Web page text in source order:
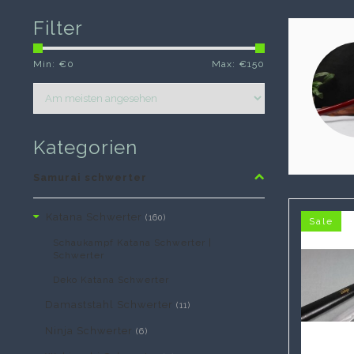
Filter
Min: €0 Max: €150
Kategorien
Samurai schwerter
Katana Schwerter (160)
Schaukampf Katana Schwerter |
Schwerter
Deko Katana Schwerter
Damaststahl Schwerter (11)
Ninja Schwerter (6)
Sale